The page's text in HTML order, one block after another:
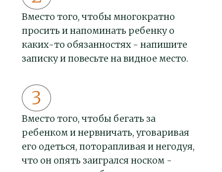
Вместо того, чтобы многократно
просить и напоминать ребенку о
каких-то обязанностях - напишите
записку и повесьте на видное место.
Вместо того, чтобы бегать за
ребенком и нервничать, уговаривая
его одеться, поторапливая и негодуя,
что он опять заигрался носком -